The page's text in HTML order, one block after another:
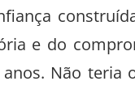
e do
Não teria